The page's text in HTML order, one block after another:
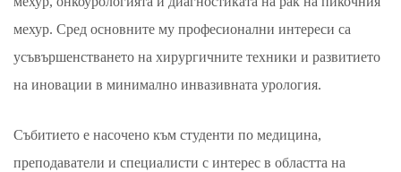
мехур. Сред основните му професионални интереси са
усъвършенстването на хирургичните техники и развитието
на иновации в минимално инвазивната урология.
Събитието е насочено към студенти по медицина,
преподаватели и специалисти с интерес в областта на